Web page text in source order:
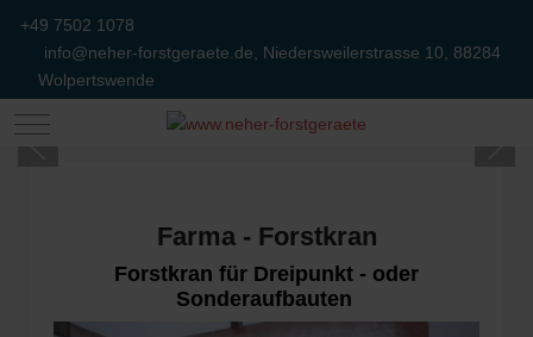
+49 7502 1078
info@neher-forstgeraete.de, Niedersweilerstrasse 10, 88284
Wolpertswende
Mobile Menu Toggle
Farma - Forstkran
Forstkran für Dreipunkt - oder
Sonderaufbauten